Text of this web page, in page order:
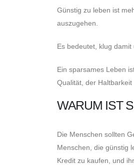
Günstig zu leben ist
auszugehen.
Es bedeutet, klug
Ein sparsames Leben
Qualität, der Haltbarkeit
WARUM IST
Die Menschen sollten
Menschen, die günstig
Kredit zu kaufen, und